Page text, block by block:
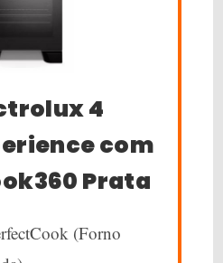
4
com
Prata
(Forno